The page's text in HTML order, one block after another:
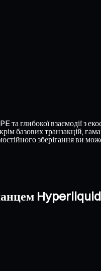
глибокої взаємодії з
базових транзакцій,
зберігання ви